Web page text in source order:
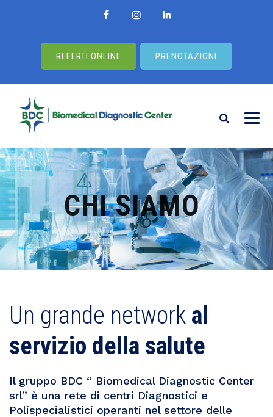
REFERTI ONLINE PRENOTAZIONI
CHI SIAMO
Un grande network al
servizio della salute
Il gruppo BDC “ Biomedical Diagnostic Center
srl” è una rete di centri Diagnostici e
Polispecialistici operanti nel settore delle